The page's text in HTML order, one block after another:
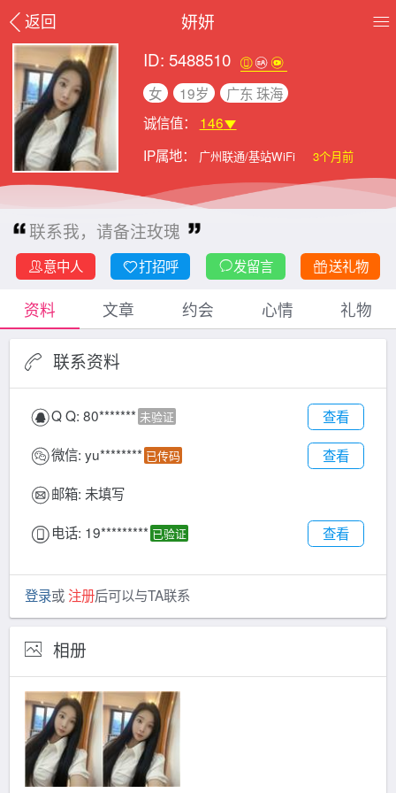
返回
妍妍
ID: 5488510
女 19岁
广东 珠海
诚信值： 146
IP属地：
广州联通/基站WiFi 3个月前
联系我，请备注玫瑰
意中人 打招呼 发留言 送礼物
资料 文章 约会 心情 礼物
联系资料
Q Q: 80******* 未验证
查看
微信: yu******** 已传码
查看
邮箱: 未填写
电话: 19********* 已验证 查看
登录或注册后可以与TA联系
相册